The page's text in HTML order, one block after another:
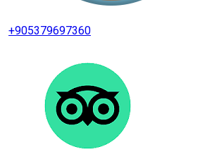
+905379697360